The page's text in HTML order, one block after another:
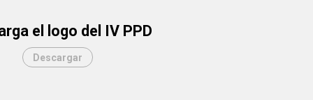
el logo del IV PPD
Descargar